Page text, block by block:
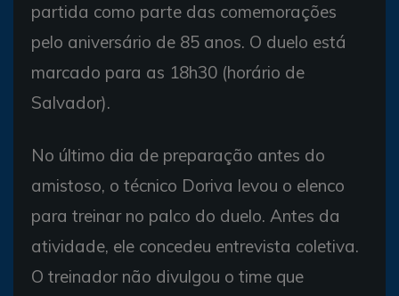
partida como parte das comemorações
pelo aniversário de 85 anos. O duelo está
marcado para as 18h30 (horário de
Salvador).
No último dia de preparação antes do
amistoso, o técnico Doriva levou o elenco
para treinar no palco do duelo. Antes da
atividade, ele concedeu entrevista coletiva.
O treinador não divulgou o time que